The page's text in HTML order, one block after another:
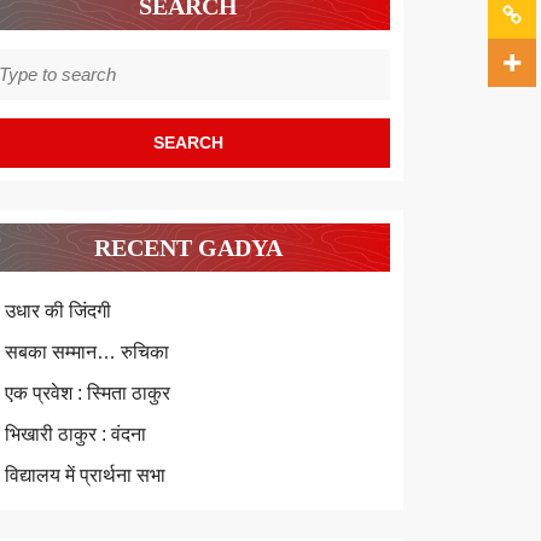
SEARCH
RECENT GADYA
उधार की जिंदगी
सबका सम्मान… रुचिका
एक प्रवेश : स्मिता ठाकुर
भिखारी ठाकुर : वंदना
विद्यालय में प्रार्थना सभा